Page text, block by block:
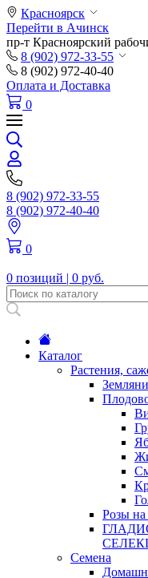
Красноярск
Перейти в Ачинск
пр-т Красноярский
8 (902) 972-33-55
8 (902) 972-40-40
Оплата и Доставка
0
8 (902) 972-33-55
8 (902) 972-40-40
0
0 позиций | 0 руб.
Каталог
Растения,
Розы на
Семена